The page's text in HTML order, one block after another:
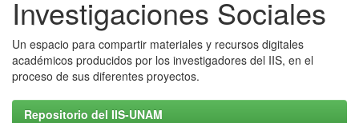
Investigaciones Sociales
Un espacio para compartir materiales y recursos digitales
académicos producidos por los investigadores del IIS, en el
proceso de sus diferentes proyectos.
Repositorio del IIS-UNAM